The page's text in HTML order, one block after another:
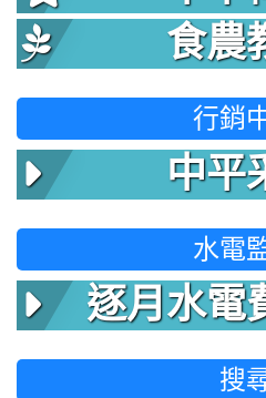
食農
行銷
中平
水電
逐月水電
搜